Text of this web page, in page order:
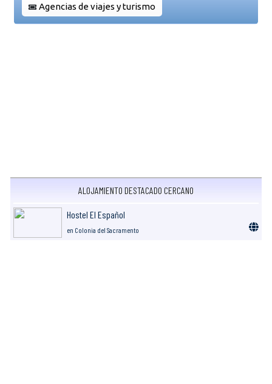
Agencias de viajes y turismo
ALOJAMIENTO DESTACADO CERCANO
Hostel El Español
en Colonia del Sacramento